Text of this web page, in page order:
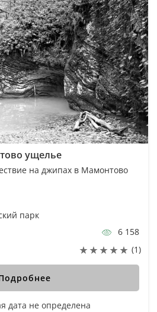
ущелье
на джипах в Мамонтово
парк
6 158
(1)
дата не определена